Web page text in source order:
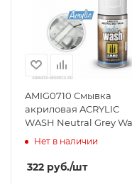
AMIG0710 Смывка
акриловая ACRYLIC
WASH Neutral Grey
Ammo Mig
Нет в наличии
322 руб./шт